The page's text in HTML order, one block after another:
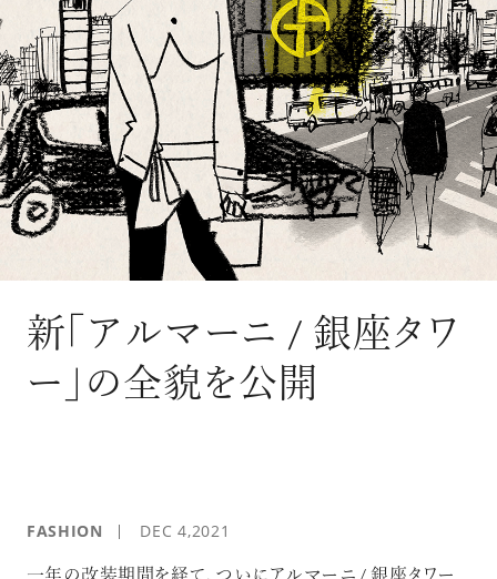
ご負担いただくことでお手元で『AdvancedTime』をお楽し
みいただけます。
登録は無料です。
一緒に『AdvancedTime』を楽しみましょう！
会員登録をする
新「アルマーニ / 銀座タワ
ー」の全貌を公開
FASHION DEC 4,2021